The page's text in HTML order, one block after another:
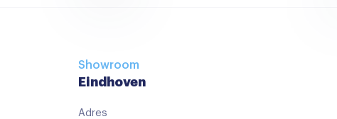
Showroom
Eindhoven
Adres